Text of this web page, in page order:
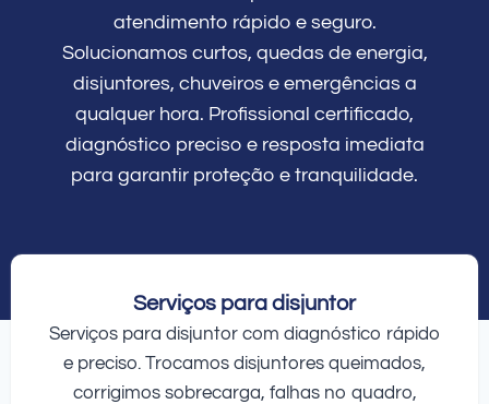
atendimento rápido e seguro.
Solucionamos curtos, quedas de energia,
disjuntores, chuveiros e emergências a
qualquer hora. Profissional certificado,
diagnóstico preciso e resposta imediata
para garantir proteção e tranquilidade.
Serviços para disjuntor
Serviços para disjuntor com diagnóstico rápido
e preciso. Trocamos disjuntores queimados,
corrigimos sobrecarga, falhas no quadro,